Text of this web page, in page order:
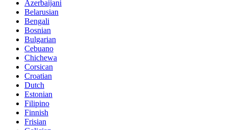
Azerbaijani
Belarusian
Bengali
Bosnian
Bulgarian
Cebuano
Chichewa
Corsican
Croatian
Dutch
Estonian
Filipino
Finnish
Frisian